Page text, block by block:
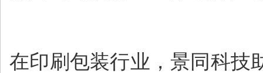
在印刷包装行业，景同科技